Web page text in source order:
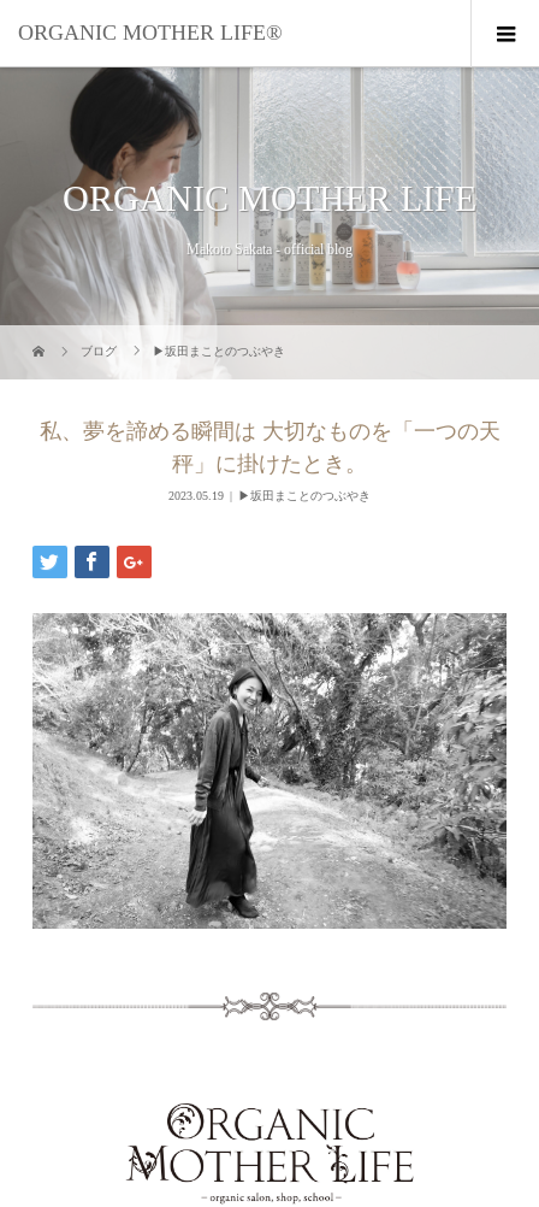
ORGANIC MOTHER LIFE®︎
ORGANIC MOTHER LIFE
Makoto Sakata - official blog
ブログ ▶︎坂田まことのつぶやき
私、夢を諦める瞬間は 大切なものを「一つの天
秤」に掛けたとき。
2023.05.19 ▶︎坂田まことのつぶやき